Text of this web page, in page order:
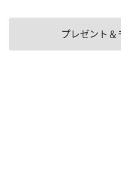
プレゼント